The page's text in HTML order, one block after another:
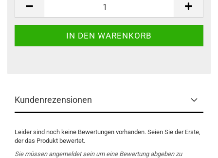
Kundenrezensionen
Leider sind noch keine Bewertungen vorhanden. Seien Sie der Erste,
der das Produkt bewertet.
Sie müssen angemeldet sein um eine Bewertung abgeben zu